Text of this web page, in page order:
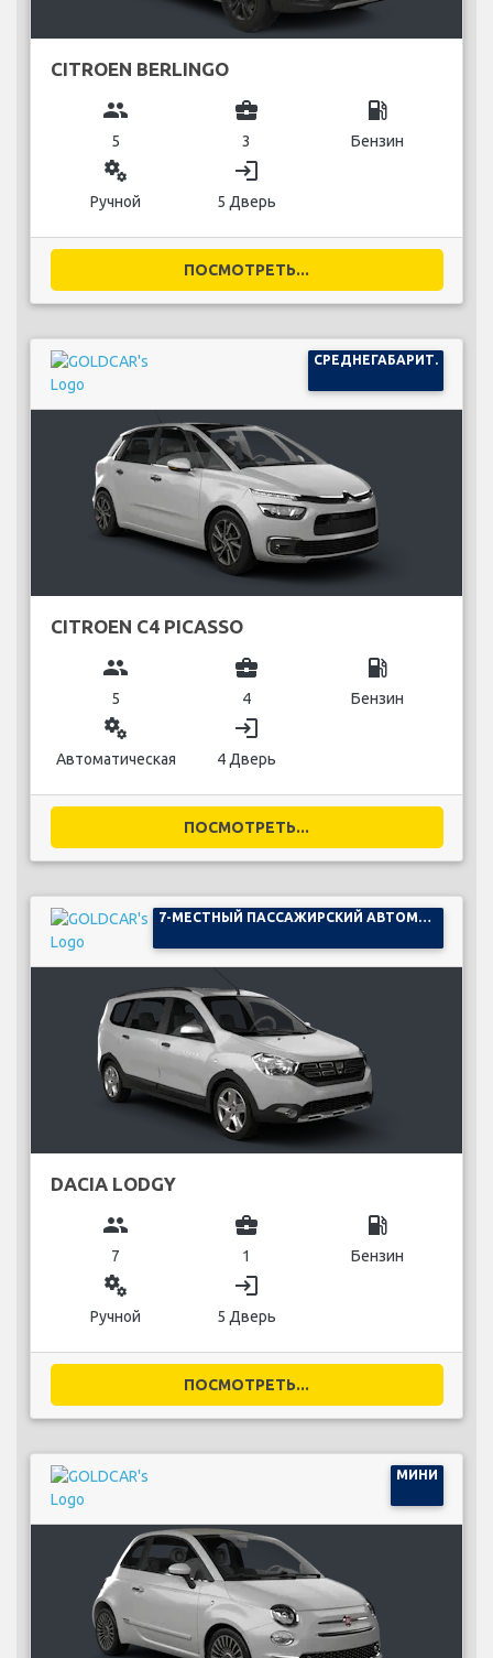
CITROEN BERLINGO
group
5
business_center
3
local_gas_station
Бензин
miscellaneous_services
Ручной
login
5 Дверь
ПОСМОТРЕТЬ...
СРЕДНЕГАБАРИТ.
CITROEN C4 PICASSO
group
5
business_center
4
local_gas_station
Бензин
miscellaneous_services
Автоматическая
login
4 Дверь
ПОСМОТРЕТЬ...
7-МЕСТНЫЙ ПАССАЖИРСКИЙ АВТОМОБИЛЬ
DACIA LODGY
group
7
business_center
1
local_gas_station
Бензин
miscellaneous_services
Ручной
login
5 Дверь
ПОСМОТРЕТЬ...
МИНИ